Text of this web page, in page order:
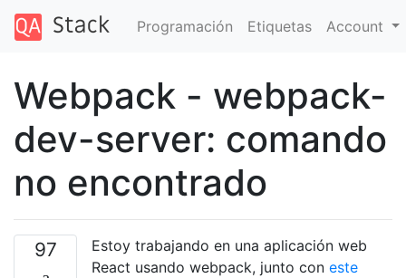
Programación Etiquetas Account
Webpack - webpack-
dev-server: comando
no encontrado
97
Estoy trabajando en una aplicación web
React usando webpack, junto con este